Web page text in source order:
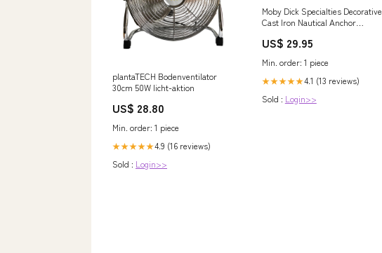
plantaTECH Bodenventilator
30cm 50W licht-aktion
US$ 28.80
Min. order: 1 piece
★★★★★4.9 (16 reviews)
Sold : Login>>
Moby Dick Specialties Decorative
Cast Iron Nautical Anchor
US$ 29.95
Min. order: 1 piece
★★★★★4.1 (13 reviews)
Sold : Login>>